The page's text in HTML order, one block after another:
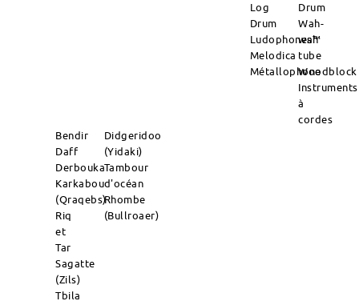
Log
Drum
Ludophones™
Melodica
Métallophone
Drum
Wah-
wah
tube
Woodblock
Instruments
à
cordes
Bendir
Daff
Derbouka
Karkabou
(Qraqebs)
Riq
et
Tar
Sagatte
(Zils)
Tbila
Didgeridoo
(Yidaki)
Tambour
d'océan
Rhombe
(Bullroaer)